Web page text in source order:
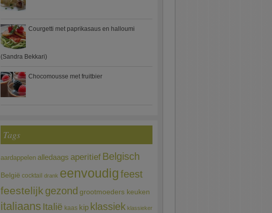
Courgetti met paprikasaus en halloumi
(Sandra Bekkari)
Chocomousse met fruitbier
Tags
aardappelen alledaags aperitief Belgisch
België cocktail drank eenvoudigfeest
feestelijk gezond grootmoeders keuken
italiaans Italië kaas kip klassiek klassieker